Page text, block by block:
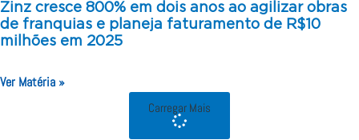
Zinz cresce 800% em dois anos ao agilizar obras
de franquias e planeja faturamento de R$10
milhões em 2025
Ver Matéria »
Carregar Mais